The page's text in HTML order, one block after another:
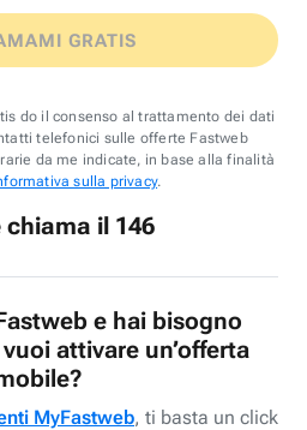
GRATIS
do il consenso al trattamento dei dati
telefonici sulle offerte Fastweb
da me indicate, in base alla finalità
sulla privacy.
chiama il 146
e hai bisogno
attivare un’offerta
MyFastweb, ti basta un click